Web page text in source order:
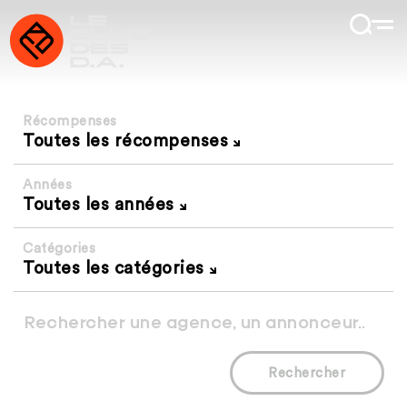
Récompenses
Toutes les récompenses
Années
Toutes les années
Catégories
Toutes les catégories
Rechercher